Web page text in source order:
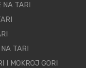
NA TARI
TARI
I MOKROJ GORI